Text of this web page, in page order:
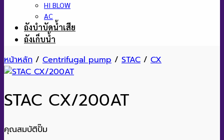
HI BLOW
AC
ถังบำบัดน้ำเสีย
ถังเก็บน้ำ
หน้าหลัก / Centrifugal pump / STAC / CX
STAC CX/200AT
คุณสมบัติปั๊ม